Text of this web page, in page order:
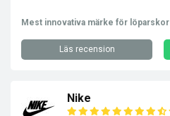
Mest innovativa märke för löparskor
Läs recension
Nike